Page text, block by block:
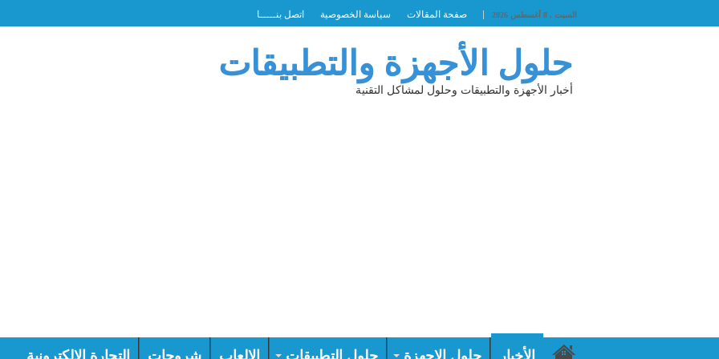
السبت , 8 أغسطس 2026 صفحة المقالات سياسة الخصوصية اتصل بنـــــا
حلول الأجهزة والتطبيقات
أخبار الأجهزة والتطبيقات وحلول لمشاكل التقنية
الأخبار حلول الاجهزة حلول التطبيقات الالعاب شروحات التجارة الالكترونية